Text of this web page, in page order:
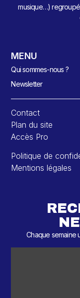
musique…)
MENU
Qui sommes-nous ?
Newsletter
Contact
Plan du site
Accès Pro
Politique de
Mentions légales
Chaque semaine